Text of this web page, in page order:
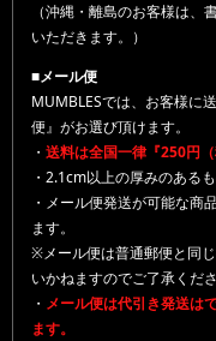
（沖縄・離島のお客様は、
いただきます。）
■メール便
MUMBLESでは、お客様に
便』がお選び頂けます。
・ 送料は全国一律『250円（
・2.1cm以上の厚みのある
・メール便発送が可能な商
ます。
※メール便は普通郵便と同
いかねますのでご了承くださ
・ メール便は代引き発送は
ます。